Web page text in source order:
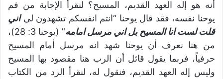
أنه هو إله العهد القديم، المسيح؟ لنقرأ الإجابة من فم
يوحنا نفسه، فقد قال يوحنا “انتم انفسكم تشهدون لياني
قلت لست انا المسيح بل اني مرسل امامه
” (يوحنا 3: 28)،
من هنا نعرف أن يوحنا شهد انه مرسل أمام المسيح
حرفياً، فربما يقول قائل أن الرب هنا مقصود بها المسيح
وليس إله العهد القديم، فنقول له، لنقرأ الرد من الكتاب